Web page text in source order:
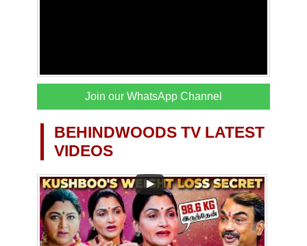
Join our WhatsApp Channel
BEHINDWOODS TV LATEST
VIDEOS